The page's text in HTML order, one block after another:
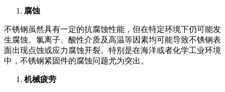
腐蚀
不锈钢虽然具有一定的抗腐蚀性能，但在特定环境下仍可能发
生腐蚀。氯离子、酸性介质及高温等因素均可能导致不锈钢表
面出现点蚀或应力腐蚀开裂。特别是在海洋或者化学工业环境
中，不锈钢紧固件的腐蚀问题尤为突出。
机械疲劳